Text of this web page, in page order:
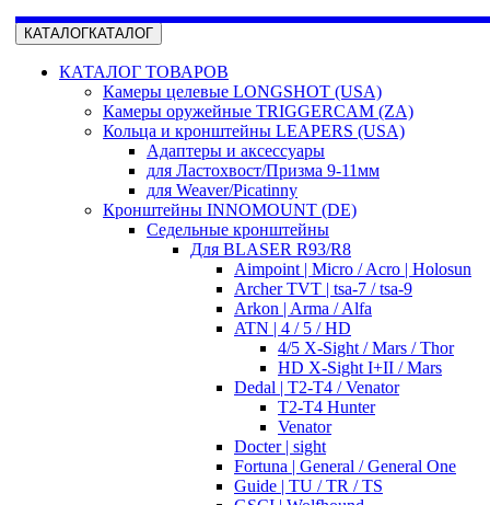
КАТАЛОГКАТАЛОГ
КАТАЛОГ ТОВАРОВ
Камеры целевые LONGSHOT (USA)
Камеры оружейные TRIGGERCAM (ZA)
Кольца и кронштейны LEAPERS (USA)
Адаптеры и аксессуары
для Ластохвост/Призма 9-11мм
для Weaver/Picatinny
Кронштейны INNOMOUNT (DE)
Седельные кронштейны
Для BLASER R93/R8
Aimpoint | Micro / Acro | Holosun
Archer TVT | tsa-7 / tsa-9
Arkon | Arma / Alfa
ATN | 4 / 5 / HD
4/5 X-Sight / Mars / Thor
HD X-Sight I+II / Mars
Dedal | T2-T4 / Venator
T2-T4 Hunter
Venator
Docter | sight
Fortuna | General / General One
Guide | TU / TR / TS